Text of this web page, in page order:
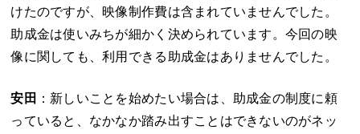
けたのですが、映像制作費は含まれていませんでした。
助成金は使いみちが細かく決められています。今回の映
像に関しても、利用できる助成金はありませんでした。
安田 ：新しいことを始めたい場合は、助成金の制度に頼
っていると、なかなか踏み出すことはできないのがネッ